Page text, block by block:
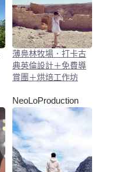
薄鳧林牧場．打卡古
典英倫設計＋免費導
賞團＋烘焙工作坊
NeoLoProduction